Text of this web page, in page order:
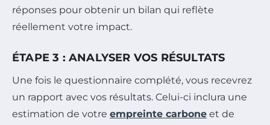
réponses pour obtenir un bilan qui reflète
réellement votre impact.
ÉTAPE 3 : ANALYSER VOS RÉSULTATS
Une fois le questionnaire complété, vous recevrez
un rapport avec vos résultats. Celui-ci inclura une
estimation de votre empreinte carbone et de